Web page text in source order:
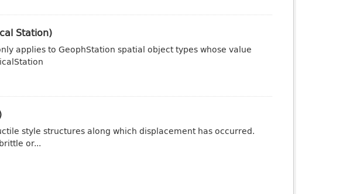
Station)
applies to GeophStation spatial object types whose value
style structures along which displacement has occurred.
or...